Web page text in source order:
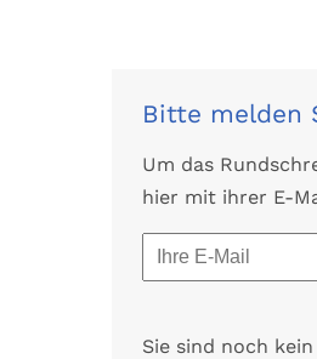
Bitte melden
Um das
hier mit ihrer E-
Sie sind noch